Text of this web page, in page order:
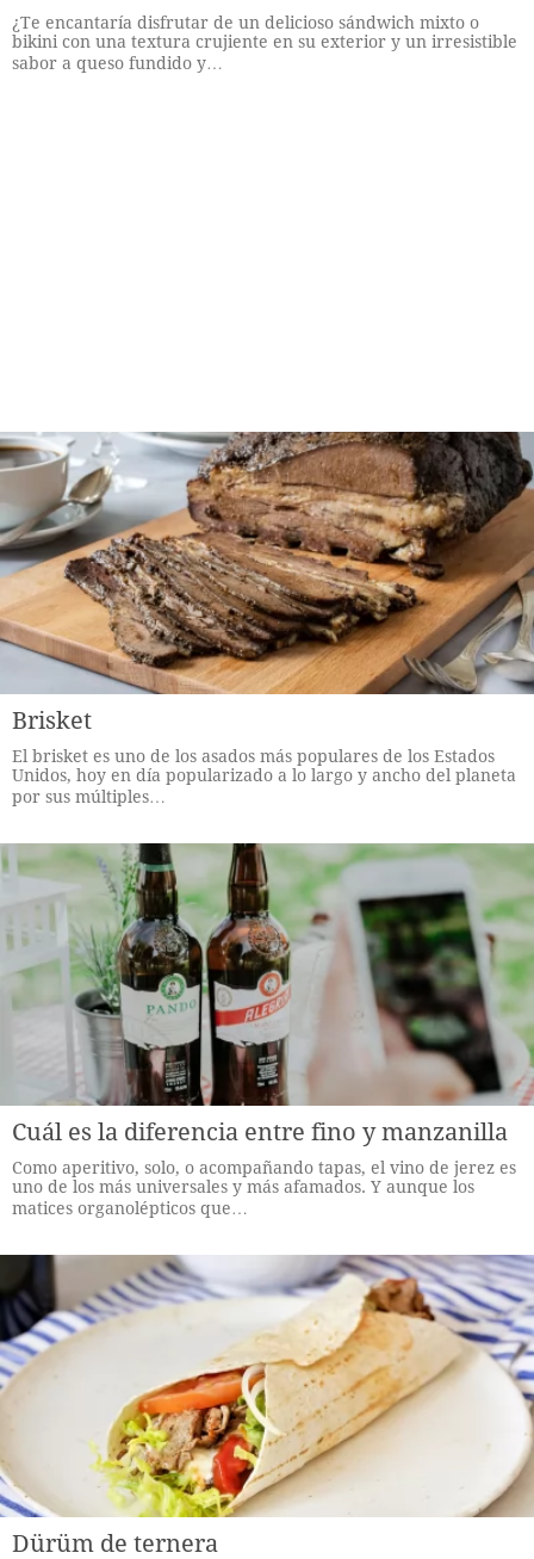
¿Te encantaría disfrutar de un delicioso sándwich mixto o
bikini con una textura crujiente en su exterior y un irresistible
sabor a queso fundido y…
Brisket
El brisket es uno de los asados más populares de los Estados
Unidos, hoy en día popularizado a lo largo y ancho del planeta
por sus múltiples…
Cuál es la diferencia entre fino y manzanilla
Como aperitivo, solo, o acompañando tapas, el vino de jerez es
uno de los más universales y más afamados. Y aunque los
matices organolépticos que…
Dürüm de ternera